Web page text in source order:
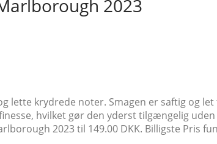
2023
krydrede noter. Smagen er saftig og
hvilket gør den yderst tilgængelig
2023 til 149.00 DKK. Billigste Pris